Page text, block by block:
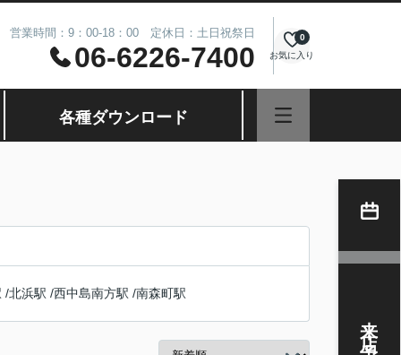
営業時間：9：00-18：00 定休日：土日祝祭日
06-6226-7400 お気に入り
0
各種ダウンロード
/北浜駅 /西中島南方駅 /南森町駅
来店予約